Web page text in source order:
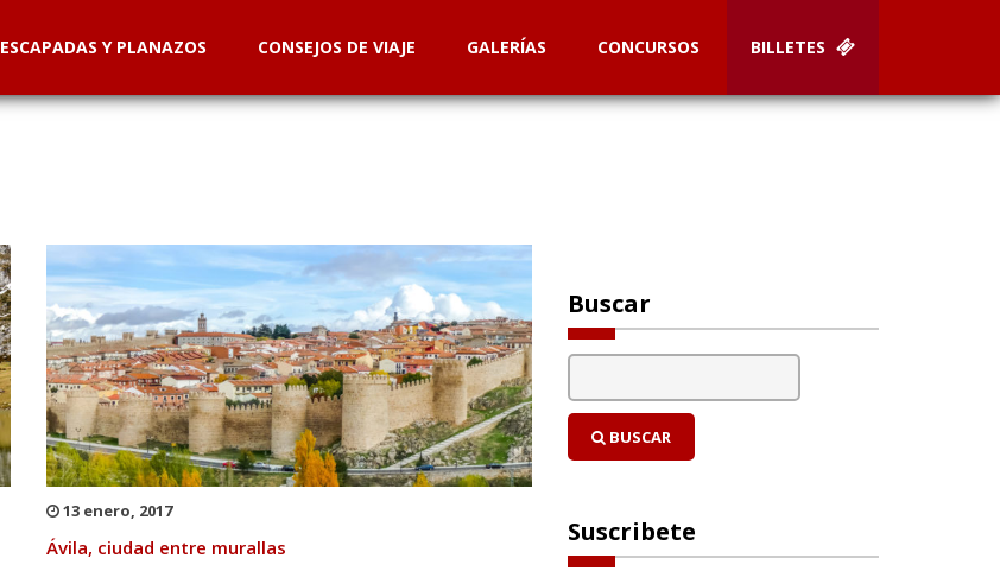
ESCAPADAS Y PLANAZOS CONSEJOS DE VIAJE GALERÍAS CONCURSOS BILLETES
13 enero, 2017
Ávila, ciudad entre murallas
Buscar
BUSCAR
Suscribete